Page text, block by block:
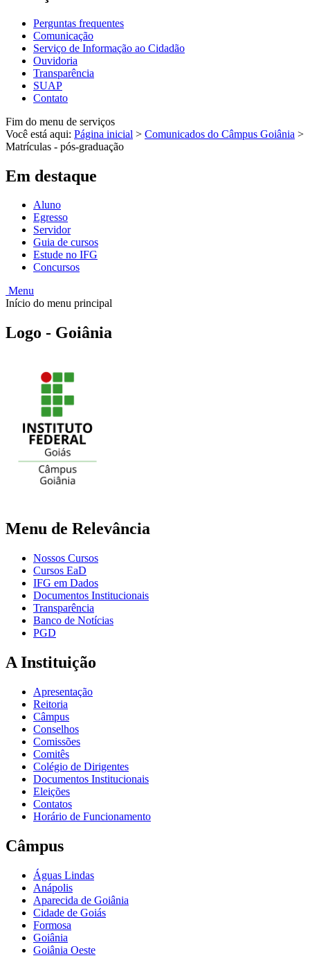
Perguntas frequentes
Comunicação
Serviço de Informação ao Cidadão
Ouvidoria
Transparência
SUAP
Contato
Fim do menu de serviços
Você está aqui: Página inicial > Comunicados do Câmpus Goiânia >
Matrículas - pós-graduação
Em destaque
Aluno
Egresso
Servidor
Guia de cursos
Estude no IFG
Concursos
Menu
Início do menu principal
Logo - Goiânia
Menu de Relevância
Nossos Cursos
Cursos EaD
IFG em Dados
Documentos Institucionais
Transparência
Banco de Notícias
PGD
A Instituição
Apresentação
Reitoria
Câmpus
Conselhos
Comissões
Comitês
Colégio de Dirigentes
Documentos Institucionais
Eleições
Contatos
Horário de Funcionamento
Câmpus
Águas Lindas
Anápolis
Aparecida de Goiânia
Cidade de Goiás
Formosa
Goiânia
Goiânia Oeste